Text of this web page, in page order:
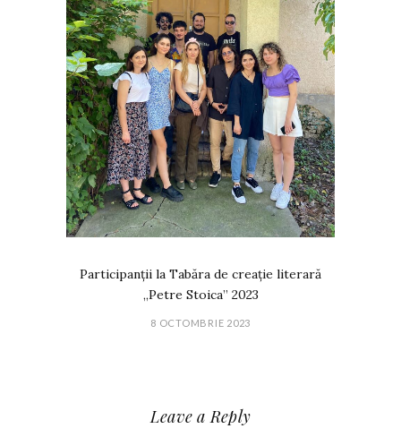
Participanții la Tabăra de creație literară
„Petre Stoica” 2023
8 OCTOMBRIE 2023
Leave a Reply